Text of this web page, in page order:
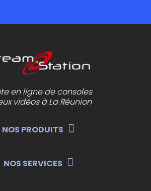
en ligne de consoles
vidéos à La Réunion
NOS PRODUITS
NOS SERVICES